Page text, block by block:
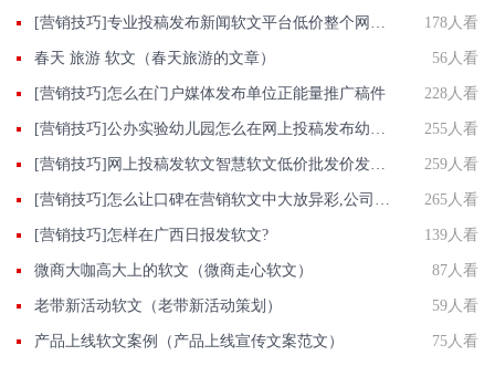
[营销技巧]专业投稿发布新闻软文平台低价整个网络新闻媒体资源投放选智慧软文 178人看
春天 旅游 软文（春天旅游的文章） 56人看
[营销技巧]怎么在门户媒体发布单位正能量推广稿件 228人看
[营销技巧]公办实验幼儿园怎么在网上投稿发布幼儿园正能量推广稿件？ 255人看
[营销技巧]网上投稿发软文智慧软文低价批发价发出新闻稿快 259人看
[营销技巧]怎么让口碑在营销软文中大放异彩,公司还需要做到以下7点 265人看
[营销技巧]怎样在广西日报发软文? 139人看
微商大咖高大上的软文（微商走心软文） 87人看
老带新活动软文（老带新活动策划） 59人看
产品上线软文案例（产品上线宣传文案范文） 75人看